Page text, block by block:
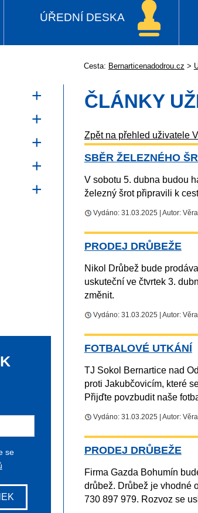
ÚŘEDNÍ DESKA
Cesta: Bernarticenadodrou.cz >
ČLÁNKY
Zpět na přehled uživatele
SBĚR ŽELEZNÉHO
V sobotu 5. dubna budou
železný šrot připravili k
Vydáno: 31.03.2025 | Autor:
PRODEJ DRŮBEŽE
Nikol Drůbež bude
uskuteční ve čtvrtek 3.
změnit.
Vydáno: 31.03.2025 | Autor:
FOTBALOVÉ UTKÁNÍ
TJ Sokol Bernartice nad
proti Jakubčovicím, které
Přijďte povzbudit naše
Vydáno: 31.03.2025 | Autor:
PRODEJ DRŮBEŽE
Firma Gazda Bohumín
drůbež. Drůbež je vhodné
730 897 979. Rozvoz se
se